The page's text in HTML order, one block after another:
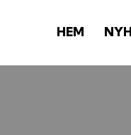
HEM